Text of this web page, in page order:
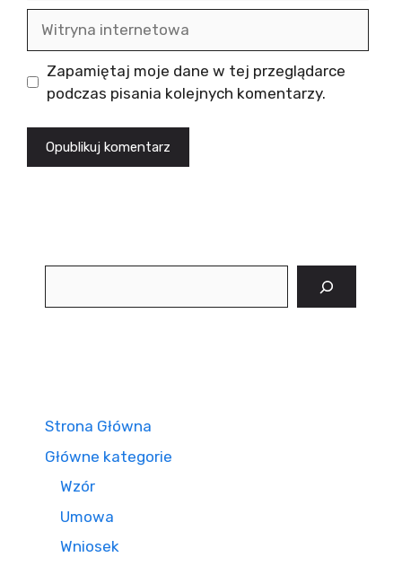
internetowa
Zapamiętaj moje dane w tej przeglądarce
podczas pisania kolejnych komentarzy.
Strona Główna
Główne kategorie
Wzór
Umowa
Wniosek